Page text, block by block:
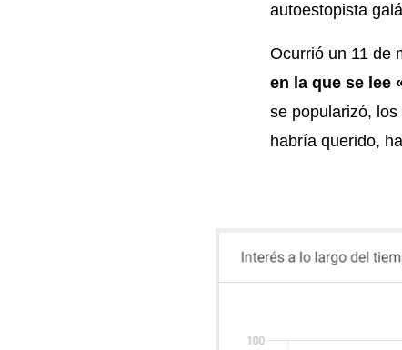
autoestopista
Ocurrió un 11 de
en la que se lee
se popularizó,
habría querido,